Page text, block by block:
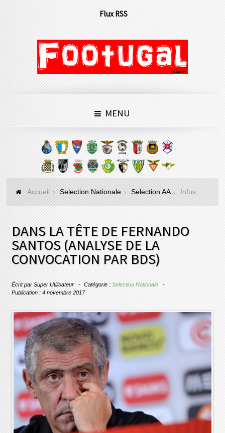
Flux RSS
MENU
Accueil Selection Nationale Selection AA Infos
DANS LA TÊTE DE FERNANDO
SANTOS (ANALYSE DE LA
CONVOCATION PAR BDS)
Écrit parSuper Utilisateur Catégorie :Selection Nationale
Publication : 4 novembre 2017